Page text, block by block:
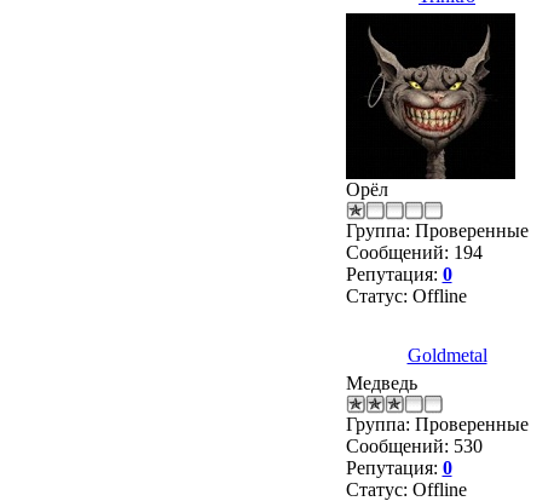
Орёл
Группа: Проверенные
Сообщений: 194
Репутация: 0
Статус: Offline
Goldmetal
Медведь
Группа: Проверенные
Сообщений: 530
Репутация: 0
Статус: Offline